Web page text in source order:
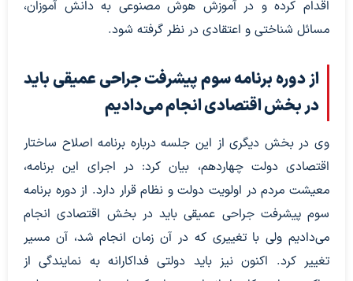
اقدام کرده و در آموزش هوش مصنوعی به دانش آموزان،
مسائل شناختی و اعتقادی در نظر گرفته شود.
از دوره برنامه سوم پیشرفت جراحی عمیقی باید
در بخش اقتصادی انجام می‌دادیم
وی در بخش دیگری از این جلسه درباره برنامه اصلاح ساختار
اقتصادی دولت چهاردهم، بیان کرد: در اجرای این برنامه،
معیشت مردم در اولویت دولت و نظام قرار دارد. از دوره برنامه
سوم پیشرفت جراحی عمیقی باید در بخش اقتصادی انجام
می‌دادیم ولی با تغییری که در آن زمان انجام شد، آن مسیر
تغییر کرد. اکنون نیز باید دولتی فداکارانه به نمایندگی از